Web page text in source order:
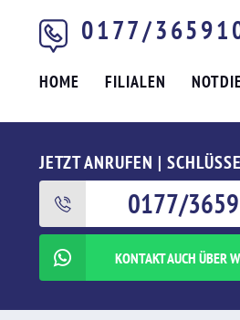
0177/
HOME FILIALEN
JETZT ANRUFEN |
0177/
KONTAKT AUCH ÜBER